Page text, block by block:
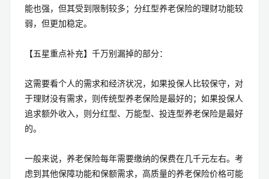
能也强，但其受到限制较多；分红型养老保险的理财功能较
弱，但更加稳定。
【五星重点补充】千万别漏掉的部分：
这需要看个人的需求和经济状况，如果投保人比较保守，对
于理财没有需求，则传统型养老保险是最好的；如果投保人
追求额外收入，则分红型、万能型、投连型养老保险是最好
的。
一般来说，养老保险每年需要缴纳的保费在几千元左右。考
虑到其他保障功能和保额需求，高质量的养老保险价格可能